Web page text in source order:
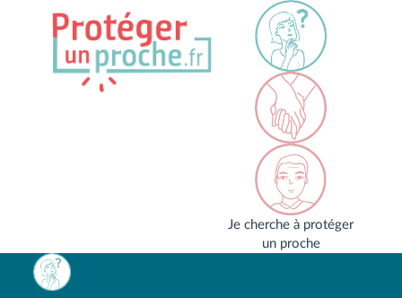
Je cherche à protéger
un proche